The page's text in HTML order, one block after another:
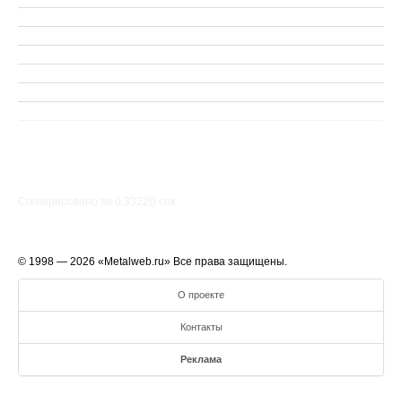
© 1998 — 2026 «Metalweb.ru» Все права защищены.
О проекте
Контакты
Реклама